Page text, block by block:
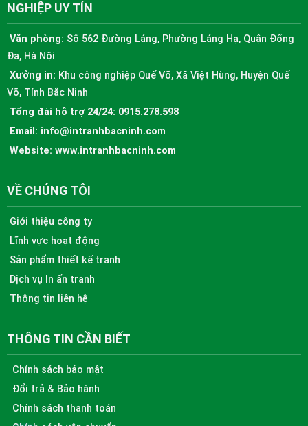
NGHIỆP UY TÍN
Văn phòng: Số 562 Đường Láng, Phường Láng Hạ, Quận Đống
Đa, Hà Nội
Xưởng in: Khu công nghiệp Quế Võ, Xã Việt Hùng, Huyện Quế
Võ, Tỉnh Bắc Ninh
Tổng đài hỗ trợ 24/24: 0915.278.598
Email: info@intranhbacninh.com
Website: www.intranhbacninh.com
VỀ CHÚNG TÔI
Giới thiệu công ty
Lĩnh vực hoạt động
Sản phẩm thiết kế tranh
Dịch vụ In ấn tranh
Thông tin liên hệ
THÔNG TIN CẦN BIẾT
Chính sách bảo mật
Đổi trả & Bảo hành
Chính sách thanh toán